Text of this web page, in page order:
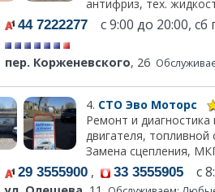
антифриз, тех.
44 7222277 с 9:00 до 20:00, сб
пер. Корженевского, 26
4. СТО Эво Моторс
Ремонт и диагностика
двигателя,
Замена сцепления,
29 3555900 , 33 3555905 с